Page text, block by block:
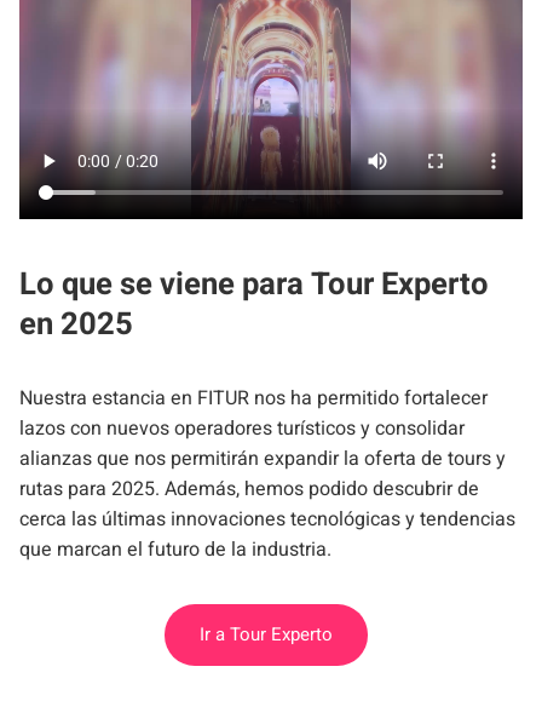
Lo que se viene para Tour Experto
en 2025
Nuestra estancia en FITUR nos ha permitido fortalecer
lazos con nuevos operadores turísticos y consolidar
alianzas que nos permitirán expandir la oferta de tours y
rutas para 2025. Además, hemos podido descubrir de
cerca las últimas innovaciones tecnológicas y tendencias
que marcan el futuro de la industria.
Ir a Tour Experto